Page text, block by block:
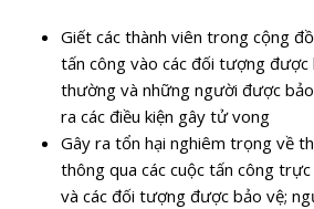
Giết các thành viên trong cộng
tấn công vào các đối tượng được
thường và những người được
ra các điều kiện gây tử vong
Gây ra tổn hại nghiêm trọng về
thông qua các cuộc tấn công
và các đối tượng được bảo vệ;